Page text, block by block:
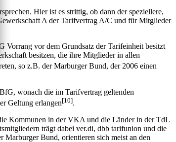
Hier ist es strittig, ob dann der speziellere,
A der Tarifvertrag A/C und für Mitglieder
Vorrang vor dem Grundsatz der Tarifeinheit besitzt
besitzen, die ihre Mitglieder in allen
so z.B. der Marburger Bund, der 2006 einen
wonach die im Tarifvertrag geltenden
Geltung erlangen[10].
Kommunen in der VKA und die Länder in der TdL
trägt dabei ver.di, dbb tarifunion und die
Marburger Bund, orientieren sich meist an den